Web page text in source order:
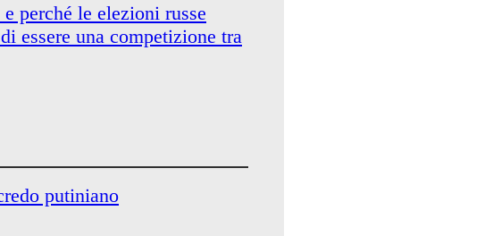
perché le elezioni russe
essere una competizione tra
putiniano